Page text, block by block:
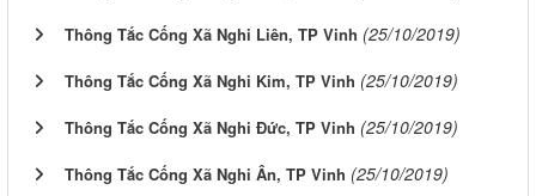
Thông Tắc Cống Xã Nghi Liên, TP Vinh (25/10/2019)
Thông Tắc Cống Xã Nghi Kim, TP Vinh (25/10/2019)
Thông Tắc Cống Xã Nghi Đức, TP Vinh (25/10/2019)
Thông Tắc Cống Xã Nghi Ân, TP Vinh (25/10/2019)